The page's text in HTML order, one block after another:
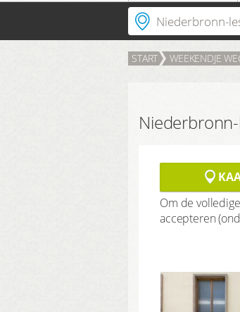
START WEEKENDJE
Om de
accepteren